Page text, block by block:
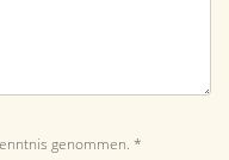
genommen. *